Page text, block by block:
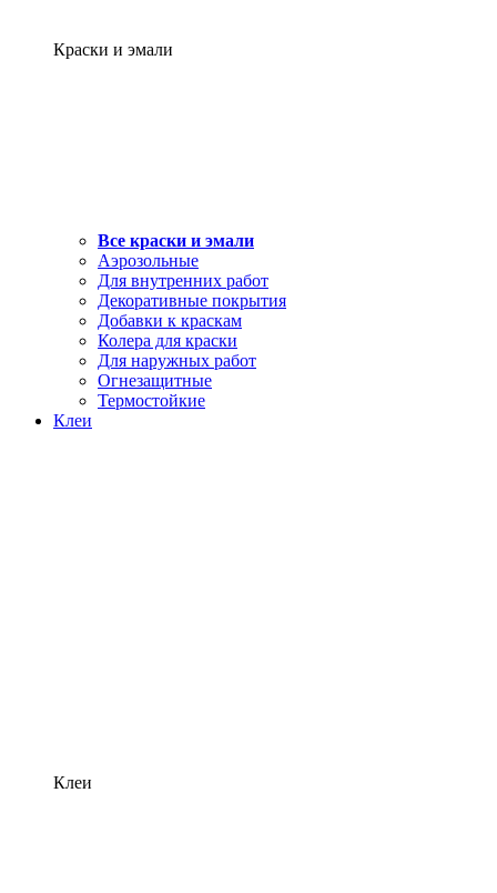
Краски и эмали
Все краски и эмали
Аэрозольные
Для внутренних работ
Декоративные покрытия
Добавки к краскам
Колера для краски
Для наружных работ
Огнезащитные
Термостойкие
Клеи
Клеи